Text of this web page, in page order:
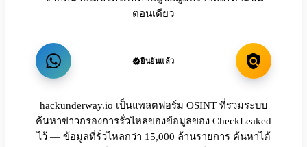
ตอนเดียว
ยืนยันแล้ว
hackunderway.io เป็นแพลตฟอร์ม OSINT ที่รวมระบบ
ค้นหาข่าวกรองการรั่วไหลของข้อมูลของ CheckLeaked
ไว้ — ข้อมูลที่รั่วไหลกว่า 15,000 ล้านรายการ ค้นหาได้